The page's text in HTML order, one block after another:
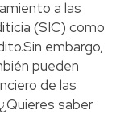
a las
(SIC) como
embargo,
pueden
de las
saber